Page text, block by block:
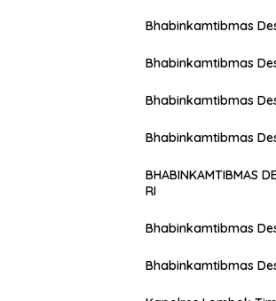
Bhabinkamtibmas
Bhabinkamtibmas
Bhabinkamtibmas
Bhabinkamtibmas
BHABINKAMTIBMAS
RI
Bhabinkamtibmas
Bhabinkamtibmas